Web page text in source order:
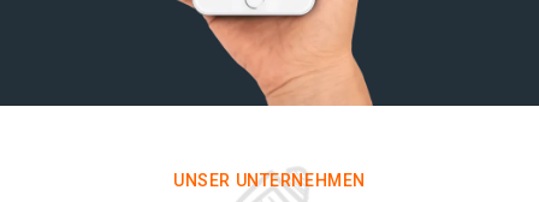
UNSER UNTERNEHMEN